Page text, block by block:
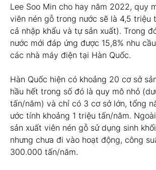
Lee Soo Min cho hay năm 2022, quy
viên nén gỗ trong nước sẽ là 4,5 triệu
cả nhập khẩu và tự sản xuất). Trong
nước mới đáp ứng được 15,8% nhu
các nhà máy điện tại Hàn Quốc.
Hàn Quốc hiện có khoảng 20 cơ sở
hầu hết trong số đó là quy mô nhỏ
tấn/năm) và chỉ có 3 cơ sở lớn, tổng
ước tính khoảng 1 triệu tấn/năm.
sản xuất viên nén gỗ sử dụng sinh
nhưng chưa đi vào hoạt động, công
300.000 tấn/năm.